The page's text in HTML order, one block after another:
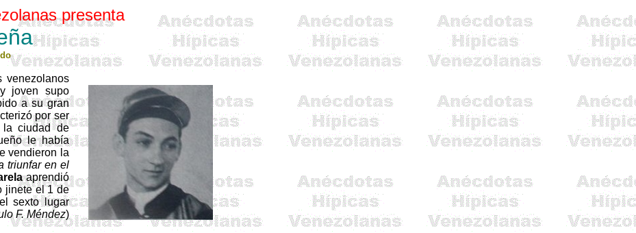
presenta
venezolanos
joven supo
a su gran
por ser
la ciudad de
le había
vendieron la
triunfar en el
aprendió
jinete el 1 de
sexto lugar
F. Méndez)